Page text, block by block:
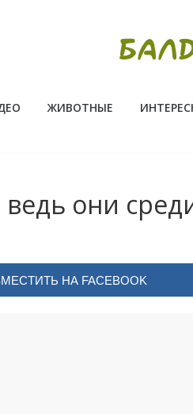
ЖИВОТНЫЕ
они
НА FACEBOOK